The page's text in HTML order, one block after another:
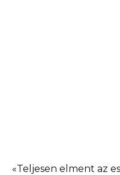
«Teljesen elment az